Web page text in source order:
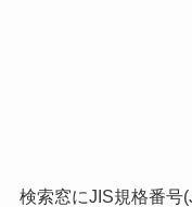
検索窓にJIS規格番号